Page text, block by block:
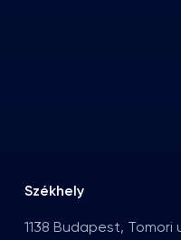
Székhely
1138 Budapest,